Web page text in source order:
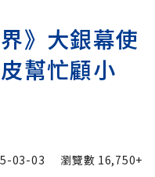
》大銀幕使
幫忙顧小
03-03 瀏覽數 16,750+